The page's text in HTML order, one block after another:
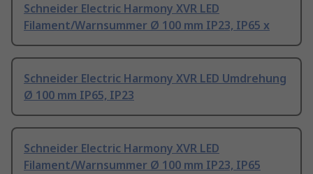
Schneider Electric Harmony XVR LED
Filament/Warnsummer Ø 100 mm IP23, IP65 x
Schneider Electric Harmony XVR LED Umdrehung
Ø 100 mm IP65, IP23
Schneider Electric Harmony XVR LED
Filament/Warnsummer Ø 100 mm IP23, IP65